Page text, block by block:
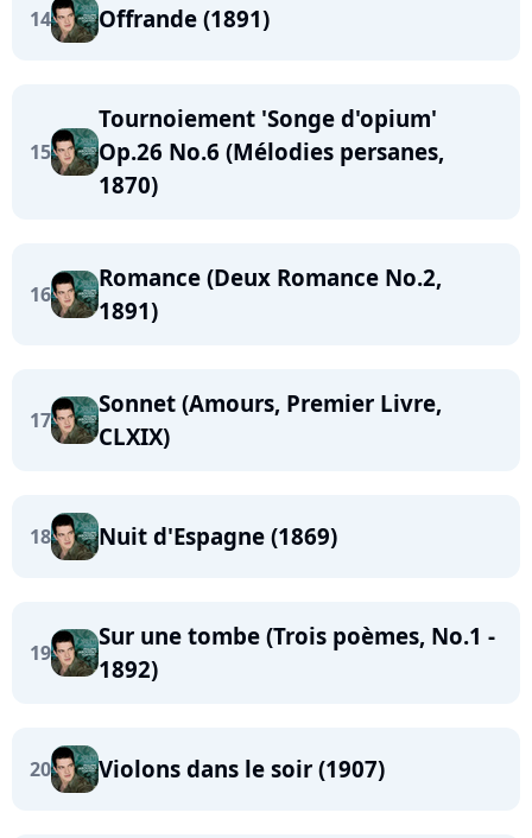
14 Offrande (1891)
15
Tournoiement 'Songe d'opium'
Op.26 No.6 (Mélodies persanes,
1870)
16
Romance (Deux Romance No.2,
1891)
17
Sonnet (Amours, Premier Livre,
CLXIX)
18 Nuit d'Espagne (1869)
19
Sur une tombe (Trois poèmes, No.1 -
1892)
20 Violons dans le soir (1907)